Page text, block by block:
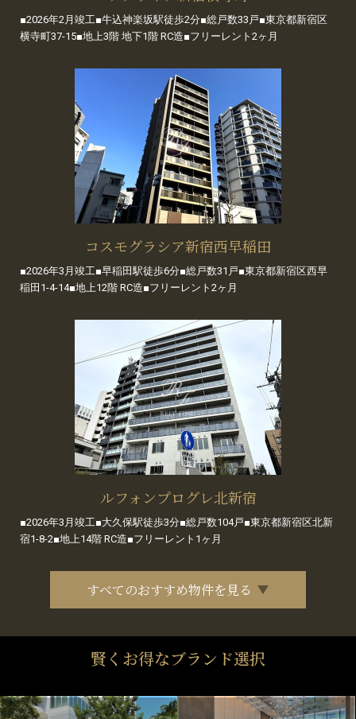
■2026年2月竣工■牛込神楽坂駅徒歩2分■総戸数33戸■東京都新宿区
横寺町37-15■地上3階 地下1階 RC造■フリーレント2ヶ月
コスモグラシア新宿西早稲田
■2026年3月竣工■早稲田駅徒歩6分■総戸数31戸■東京都新宿区西早
稲田1-4-14■地上12階 RC造■フリーレント2ヶ月
ルフォンプログレ北新宿
■2026年3月竣工■大久保駅徒歩3分■総戸数104戸■東京都新宿区北新
宿1-8-2■地上14階 RC造■フリーレント1ヶ月
すべてのおすすめ物件を見る
賢くお得なブランド選択